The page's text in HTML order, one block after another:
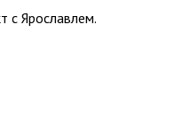
с Ярославлем.